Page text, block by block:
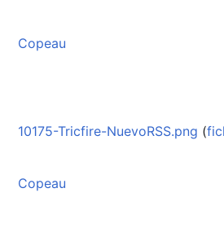
Copeau
10175-Tricfire-NuevoRSS.png (
Copeau